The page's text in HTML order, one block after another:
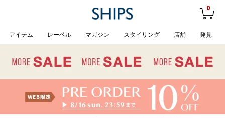
0
アイテム レーベル マガジン スタイリング 店舗 発見